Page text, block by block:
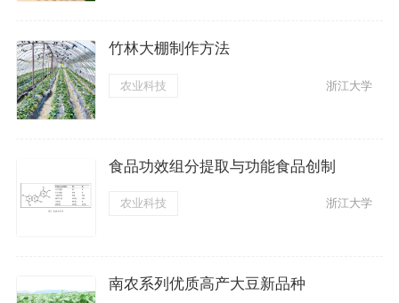
竹林大棚制作方法
农业科技 浙江大学
食品功效组分提取与功能食品创制
农业科技 浙江大学
南农系列优质高产大豆新品种